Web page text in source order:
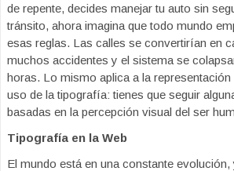
de repente, decides manejar tu auto sin
tránsito, ahora imagina que todo mundo
esas reglas. Las calles se convertirían en
muchos accidentes y el sistema se
horas. Lo mismo aplica a la
uso de la tipografía: tienes que seguir
basadas en la percepción visual del ser
Tipografía en la Web
El mundo está en una constante